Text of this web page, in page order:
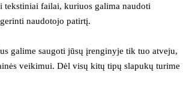
tekstiniai failai, kuriuos galima naudoti
naudotojo patirtį.
galime saugoti jūsų įrenginyje tik tuo atveju,
veikimui. Dėl visų kitų tipų slapukų turime